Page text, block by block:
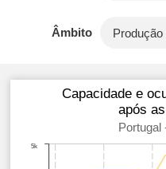
Âmbito
Capacidade e
após
Portugal
5k